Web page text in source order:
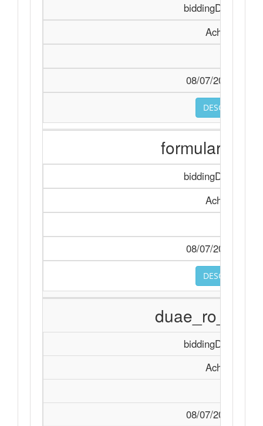
biddingDocuments
Achiziție
08/07/2026 08:34
DESCARCA
biddingDocuments
Achiziție
08/07/2026 08:34
DESCARCA
duae_ro_0
biddingDocuments
Achiziție
08/07/2026 08:34